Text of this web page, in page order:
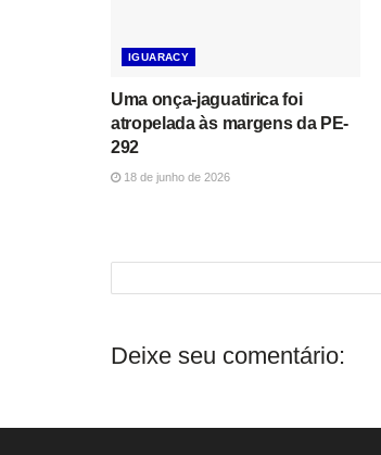
IGUARACY
Uma onça-jaguatirica foi
atropelada às margens da PE-
292
18 de junho de 2026
Deixe seu comentário: